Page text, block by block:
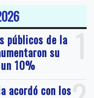
1
públicos de la
su
10%
acordó con los